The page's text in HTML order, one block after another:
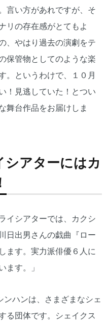
言い方があれですが、そ
リの存在感がとてもよ
、やはり過去の演劇をテ
保管物としてのような楽
。というわけで、１０月
！見逃していた！とつい
舞台作品をお届けしま
シアターにはカ
イシアターでは、カクシ
日出男さんの戯曲『ロー
ます。実力派俳優６人に
ます。」
ハンは、さまざまなシェ
る団体です。シェイクス